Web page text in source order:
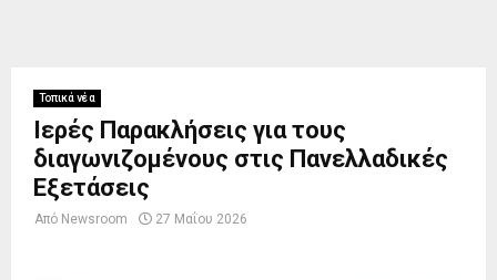
Τοπικά νέα
Ιερές Παρακλήσεις για τους
διαγωνιζομένους στις Πανελλαδικές
Εξετάσεις
Από Newsroom 27 Μαΐου 2026